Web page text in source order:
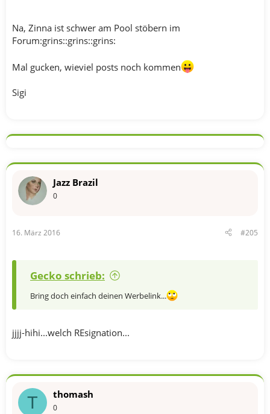
Na, Zinna ist schwer am Pool stöbern im
Forum:grins::grins::grins:
Mal gucken, wieviel posts noch kommen
Sigi
Jazz Brazil
0
16. März 2016 #205
Gecko schrieb:
Bring doch einfach deinen Werbelink...
jjjj-hihi...welch REsignation...
T thomash
0